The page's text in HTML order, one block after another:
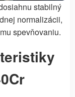
stabilný
normalizácii,
spevňovaniu.